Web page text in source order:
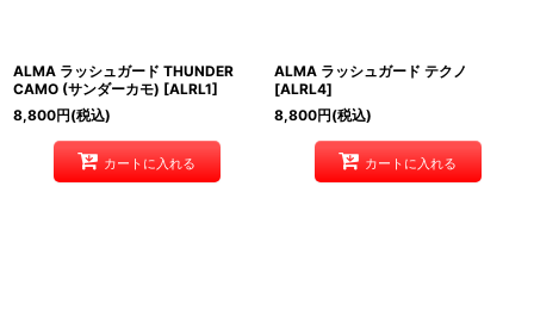
ALMA ラッシュガード THUNDER
CAMO (サンダーカモ) [ALRL1]
8,800円(税込)
カートに入れる
ALMA ラッシュガード テクノ
[ALRL4]
8,800円(税込)
カートに入れる